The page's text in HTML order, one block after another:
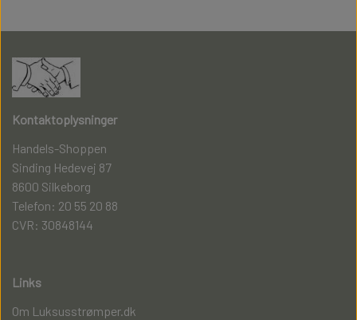
Kontaktoplysninger
Handels-Shoppen
Sinding Hedevej 87
8600 Silkeborg
Telefon: 20 55 20 88
CVR: 30848144
Links
Om Luksusstrømper.dk